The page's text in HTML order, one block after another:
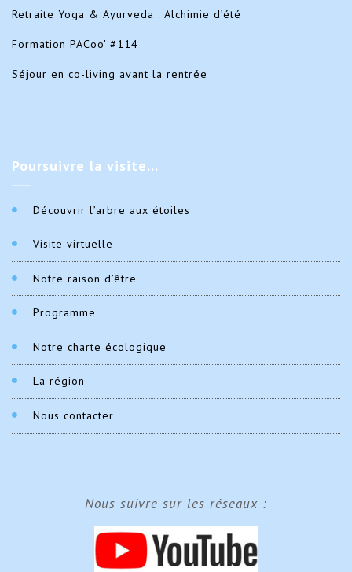
Retraite Yoga & Ayurveda : Alchimie d’été
Formation PACoo' #114
Séjour en co-living avant la rentrée
Poursuivre la visite…
Découvrir l’arbre aux étoiles
Visite virtuelle
Notre raison d’être
Programme
Notre charte écologique
La région
Nous contacter
Nous suivre sur les réseaux :